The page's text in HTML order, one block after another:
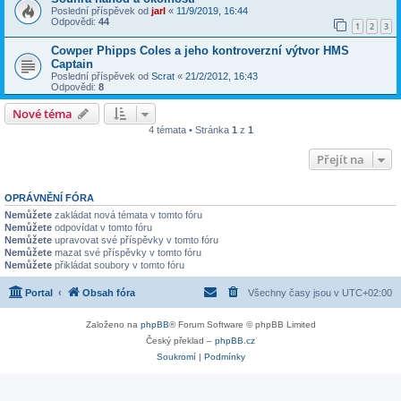
Poslední příspěvek od jarl « 11/9/2019, 16:44
Odpovědi: 44 1 2 3
Cowper Phipps Coles a jeho kontroverzní výtvor HMS
Captain
Poslední příspěvek od Scrat « 21/2/2012, 16:43
Odpovědi: 8
Nové téma
4 témata • Stránka 1 z 1
Přejít na
OPRÁVNĚNÍ FÓRA
Nemůžete zakládat nová témata v tomto fóru
Nemůžete odpovídat v tomto fóru
Nemůžete upravovat své příspěvky v tomto fóru
Nemůžete mazat své příspěvky v tomto fóru
Nemůžete přikládat soubory v tomto fóru
Portal Obsah fóra Všechny časy jsou v UTC+02:00
Založeno na phpBB® Forum Software © phpBB Limited
Český překlad – phpBB.cz
Soukromí| Podmínky